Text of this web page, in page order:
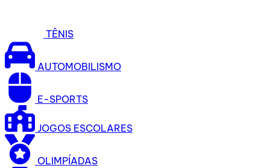
TÊNIS
AUTOMOBILISMO
E-SPORTS
JOGOS ESCOLARES
OLIMPÍADAS